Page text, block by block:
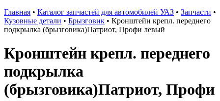
Главная • Каталог запчастей для автомобилей УАЗ • Запчасти •
Кузовные детали • Брызговик • Кронштейн крепл. переднего
подкрылка (брызговика)Патриот, Профи левый
Кронштейн крепл. переднего
подкрылка
(брызговика)Патриот, Профи